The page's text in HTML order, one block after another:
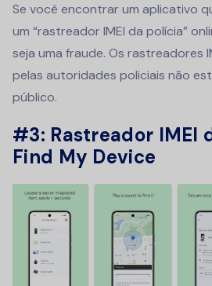
Se você encontrar um aplicativo
um “rastreador IMEI da polícia”
seja uma fraude. Os rastreadores
pelas autoridades policiais não
público.
#3: Rastreador IMEI
Find My Device